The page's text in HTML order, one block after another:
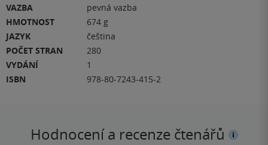
VAZBA
pevná vazba
HMOTNOST
674 g
JAZYK
čeština
POČET STRAN
280
VYDÁNÍ
1
ISBN
978-80-7243-415-2
Hodnocení a recenze čtenářů